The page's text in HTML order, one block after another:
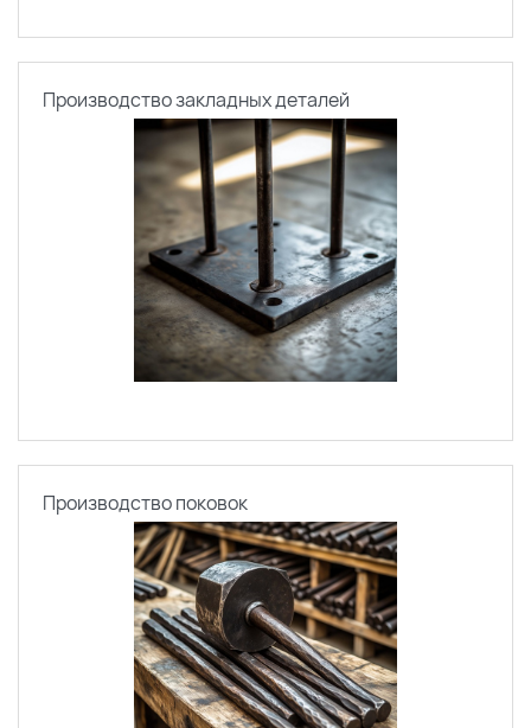
Производство закладных деталей
Производство поковок